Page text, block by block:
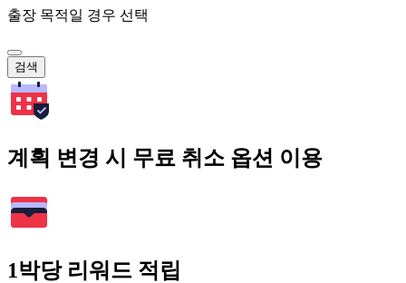
출장 목적일 경우 선택
검색
계획 변경 시 무료 취소 옵션 이용
1박당 리워드 적립